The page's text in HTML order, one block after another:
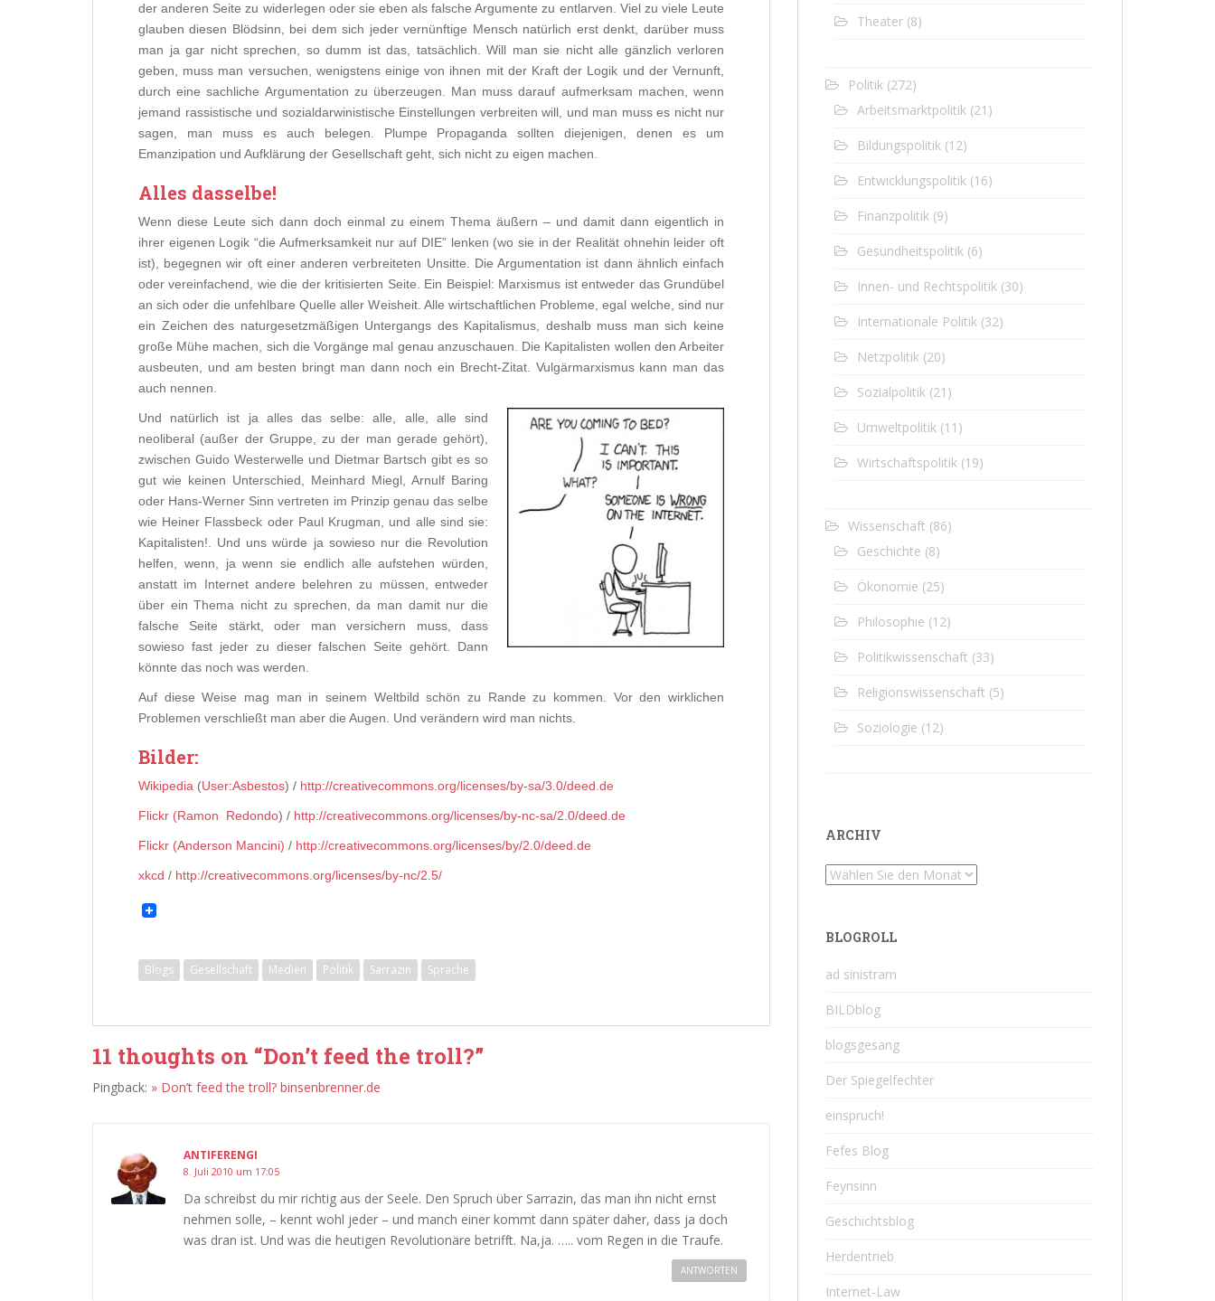
der anderen Seite zu widerlegen oder sie eben als falsche Argumente zu entlarven. Viel zu viele Leute
glauben diesen Blödsinn, bei dem sich jeder vernünftige Mensch natürlich erst denkt, darüber muss
man ja gar nicht sprechen, so dumm ist das, tatsächlich. Will man sie nicht alle gänzlich verloren
geben, muss man versuchen, wenigstens einige von ihnen mit der Kraft der Logik und der Vernunft,
durch eine sachliche Argumentation zu überzeugen. Man muss darauf aufmerksam machen, wenn
jemand rassistische und sozialdarwinistische Einstellungen verbreiten will, und man muss es nicht nur
sagen, man muss es auch belegen. Plumpe Propaganda sollten diejenigen, denen es um
Emanzipation und Aufklärung der Gesellschaft geht, sich nicht zu eigen machen.
Alles dasselbe!
Wenn diese Leute sich dann doch einmal zu einem Thema äußern – und damit dann eigentlich in
ihrer eigenen Logik “die Aufmerksamkeit nur auf DIE” lenken (wo sie in der Realität ohnehin leider oft
ist), begegnen wir oft einer anderen verbreiteten Unsitte. Die Argumentation ist dann ähnlich einfach
oder vereinfachend, wie die der kritisierten Seite. Ein Beispiel: Marxismus ist entweder das Grundübel
an sich oder die unfehlbare Quelle aller Weisheit. Alle wirtschaftlichen Probleme, egal welche, sind nur
ein Zeichen des naturgesetzmäßigen Untergangs des Kapitalismus, deshalb muss man sich keine
große Mühe machen, sich die Vorgänge mal genau anzuschauen. Die Kapitalisten wollen den Arbeiter
ausbeuten, und am besten bringt man dann noch ein Brecht-Zitat. Vulgärmarxismus kann man das
auch nennen.
Und natürlich ist ja alles das selbe: alle, alle, alle sind
neoliberal (außer der Gruppe, zu der man gerade gehört),
zwischen Guido Westerwelle und Dietmar Bartsch gibt es so
gut wie keinen Unterschied, Meinhard Miegl, Arnulf Baring
oder Hans-Werner Sinn vertreten im Prinzip genau das selbe
wie Heiner Flassbeck oder Paul Krugman, und alle sind sie:
Kapitalisten!. Und uns würde ja sowieso nur die Revolution
helfen, wenn, ja wenn sie endlich alle aufstehen würden,
anstatt im Internet andere belehren zu müssen, entweder
über ein Thema nicht zu sprechen, da man damit nur die
falsche Seite stärkt, oder man versichern muss, dass
sowieso fast jeder zu dieser falschen Seite gehört. Dann
könnte das noch was werden.
Auf diese Weise mag man in seinem Weltbild schön zu Rande zu kommen. Vor den wirklichen
Problemen verschließt man aber die Augen. Und verändern wird man nichts.
Bilder:
Wikipedia (User:Asbestos) / http://creativecommons.org/licenses/by-sa/3.0/deed.de
Flickr (Ramon Redondo) / http://creativecommons.org/licenses/by-nc-sa/2.0/deed.de
Flickr (Anderson Mancini) / http://creativecommons.org/licenses/by/2.0/deed.de
xkcd / http://creativecommons.org/licenses/by-nc/2.5/
Blogs Gesellschaft Medien Politik Sarrazin Sprache
11 thoughts on “Don’t feed the troll?”
Pingback: » Don’t feed the troll? binsenbrenner.de
ANTIFERENGI
8. Juli 2010 um 17:05
Da schreibst du mir richtig aus der Seele. Den Spruch über Sarrazin, das man ihn nicht ernst
nehmen solle, – kennt wohl jeder – und manch einer kommt dann später daher, dass ja doch
was dran ist. Und was die heutigen Revolutionäre betrifft. Na,ja. ….. vom Regen in die Traufe.
ANTWORTEN
Theater (8)
Politik (272)
Arbeitsmarktpolitik (21)
Bildungspolitik (12)
Entwicklungspolitik (16)
Finanzpolitik (9)
Gesundheitspolitik (6)
Innen- und Rechtspolitik (30)
Internationale Politik (32)
Netzpolitik (20)
Sozialpolitik (21)
Umweltpolitik (11)
Wirtschaftspolitik (19)
Wissenschaft (86)
Geschichte (8)
Ökonomie (25)
Philosophie (12)
Politikwissenschaft (33)
Religionswissenschaft (5)
Soziologie (12)
ARCHIV
Archiv
BLOGROLL
ad sinistram
BILDblog
blogsgesang
Der Spiegelfechter
einspruch!
Fefes Blog
Feynsinn
Geschichtsblog
Herdentrieb
Internet-Law